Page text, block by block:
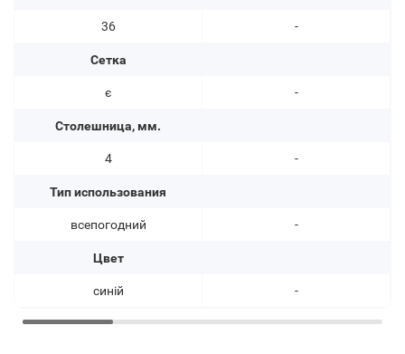
36
Сетка
є
Столешница, мм.
4
Тип использования
всепогодний
Цвет
синій
-
-
-
-
-